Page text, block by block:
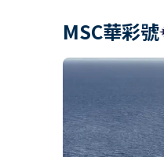
MSC華彩號